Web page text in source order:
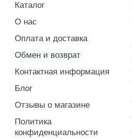
Каталог
О нас
Оплата и доставка
Обмен и возврат
Контактная информация
Блог
Отзывы о магазине
Политика
конфиденциальности